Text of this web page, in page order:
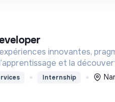
innovantes,
et la
Internship